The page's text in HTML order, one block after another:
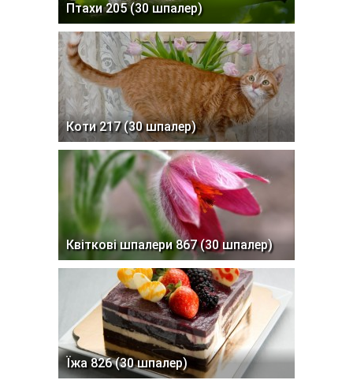
Птахи 205 (30 шпалер)
Коти 217 (30 шпалер)
Квіткові шпалери 867 (30 шпалер)
Їжа 826 (30 шпалер)